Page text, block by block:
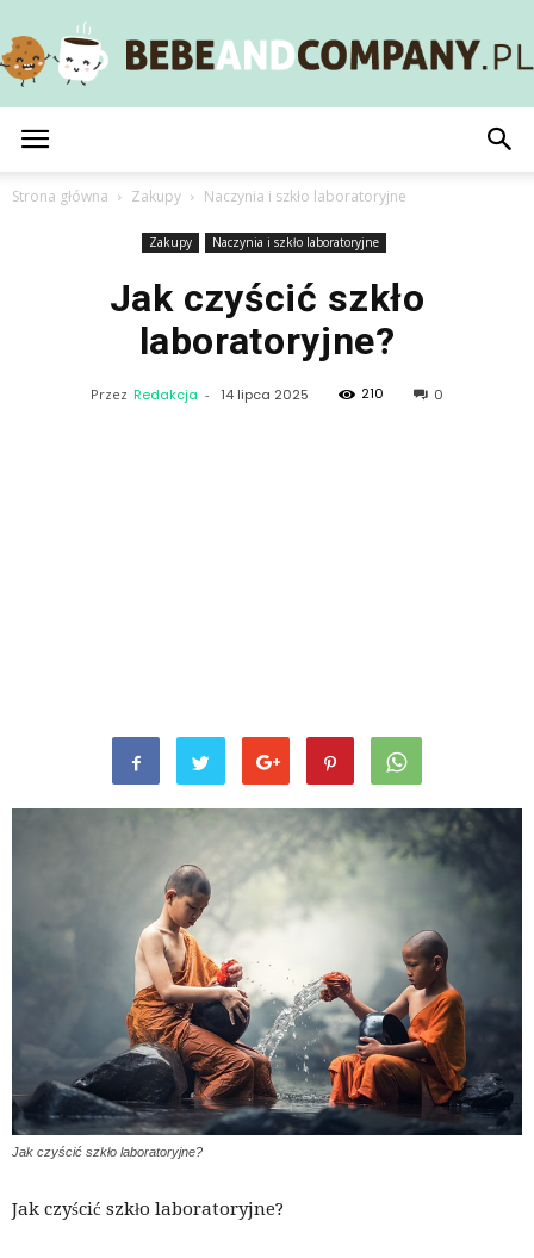
Strona główna Zakupy Naczynia i szkło laboratoryjne
Zakupy Naczynia i szkło laboratoryjne
Jak czyścić szkło
laboratoryjne?
Przez Redakcja - 14 lipca 2025 210 0
Jak czyścić szkło laboratoryjne?
Jak czyścić szkło laboratoryjne?